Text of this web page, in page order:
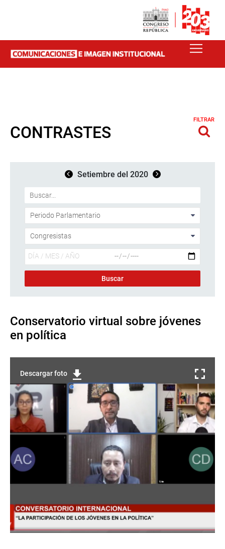
CONTRASTES
FILTRAR
Setiembre del 2020
Conservatorio virtual sobre jóvenes
en política
Descargar foto